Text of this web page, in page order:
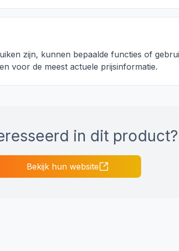
zijn, kunnen bepaalde functies of
voor de meest actuele prijsinformatie.
in dit product?
Bekijk hun website